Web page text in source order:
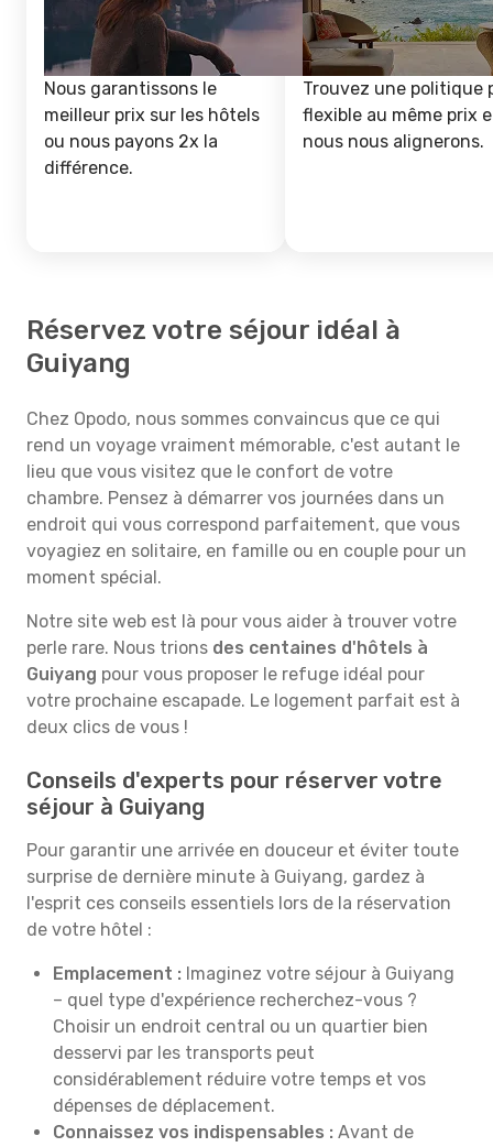
Nous garantissons le
meilleur prix sur les hôtels
ou nous payons 2x la
différence.
Trouvez une politique
flexible au même prix
nous nous alignerons.
Réservez votre séjour idéal à
Guiyang
Chez Opodo, nous sommes convaincus que ce qui
rend un voyage vraiment mémorable, c'est autant le
lieu que vous visitez que le confort de votre
chambre. Pensez à démarrer vos journées dans un
endroit qui vous correspond parfaitement, que vous
voyagiez en solitaire, en famille ou en couple pour un
moment spécial.
Notre site web est là pour vous aider à trouver votre
perle rare. Nous trions des centaines d'hôtels à
Guiyang pour vous proposer le refuge idéal pour
votre prochaine escapade. Le logement parfait est à
deux clics de vous !
Conseils d'experts pour réserver votre
séjour à Guiyang
Pour garantir une arrivée en douceur et éviter toute
surprise de dernière minute à Guiyang, gardez à
l'esprit ces conseils essentiels lors de la réservation
de votre hôtel :
Emplacement : Imaginez votre séjour à Guiyang
– quel type d'expérience recherchez-vous ?
Choisir un endroit central ou un quartier bien
desservi par les transports peut
considérablement réduire votre temps et vos
dépenses de déplacement.
Connaissez vos indispensables : Avant de